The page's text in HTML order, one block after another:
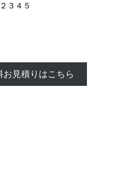
３４５
お見積りはこちら